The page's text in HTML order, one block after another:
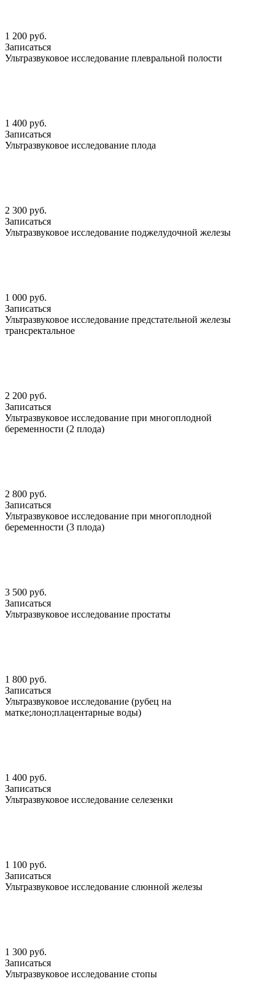
1 200 руб.
Записаться
Ультразвуковое исследование плевральной полости
1 400 руб.
Записаться
Ультразвуковое исследование плода
2 300 руб.
Записаться
Ультразвуковое исследование поджелудочной железы
1 000 руб.
Записаться
Ультразвуковое исследование предстательной железы
трансректальное
2 200 руб.
Записаться
Ультразвуковое исследование при многоплодной
беременности (2 плода)
2 800 руб.
Записаться
Ультразвуковое исследование при многоплодной
беременности (3 плода)
3 500 руб.
Записаться
Ультразвуковое исследование простаты
1 800 руб.
Записаться
Ультразвуковое исследование (рубец на
матке;лоно;плацентарные воды)
1 400 руб.
Записаться
Ультразвуковое исследование селезенки
1 100 руб.
Записаться
Ультразвуковое исследование слюнной железы
1 300 руб.
Записаться
Ультразвуковое исследование стопы